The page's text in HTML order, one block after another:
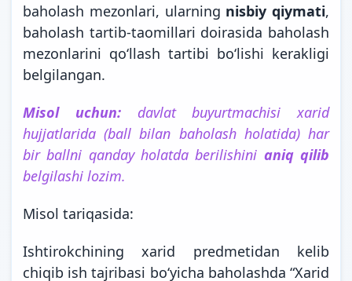
baholash mezonlari, ularning nisbiy qiymati,
baholash tartib-taomillari doirasida baholash
mezonlarini qoʻllash tartibi boʻlishi kerakligi
belgilangan.
Misol uchun:davlat buyurtmachisi xarid
hujjatlarida (ball bilan baholash holatida) har
bir ballni qanday holatda berilishini aniq qilib
belgilashi lozim.
Misol tariqasida:
Ishtirokchining xarid predmetidan kelib
chiqib ish tajribasi boʻyicha baholashda “Xarid